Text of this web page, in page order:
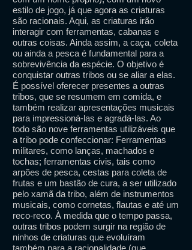
estilo de jogo, já que agora as criaturas
são racionais. Aqui, as criaturas irão
interagir com ferramentas, cabanas e
outras coisas. Ainda assim, a caça, coleta
ou ainda a pesca é fundamental para a
sobrevivência da espécie. O objetivo é
conquistar outras tribos ou se aliar a elas.
É possível oferecer presentes a outras
tribos, que se resumem em comida, e
também realizar apresentações musicais
para impressioná-las e agradá-las. Ao
todo são nove ferramentas utilizáveis que
a tribo pode confeccionar: Ferramentas
militares, como lanças, machados e
tochas; ferramentas civis, tais como
arpões de pesca, cestas para coleta de
frutas e um bastão de cura, a ser utilizado
pelo xamã da tribo, além de instrumentos
musicais, como cornetas, flautas e até um
reco-reco. À medida que o tempo passa,
outras tribos podem surgir na região de
ninhos de criaturas que evoluíram
também para a racionalidade (que